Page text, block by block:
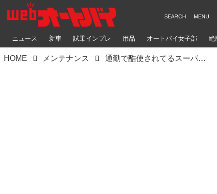
ニュース 新車 試乗インプレ 用品 オートバイ女子部 絶
HOME メンテナンス 通勤で酷使されてるスーパーカブ110（JA44）のメンテナンス④。洗車で仕上げよう〈若林浩志のスーパー・カブカブ・ダイアリーズ Vol.370〉